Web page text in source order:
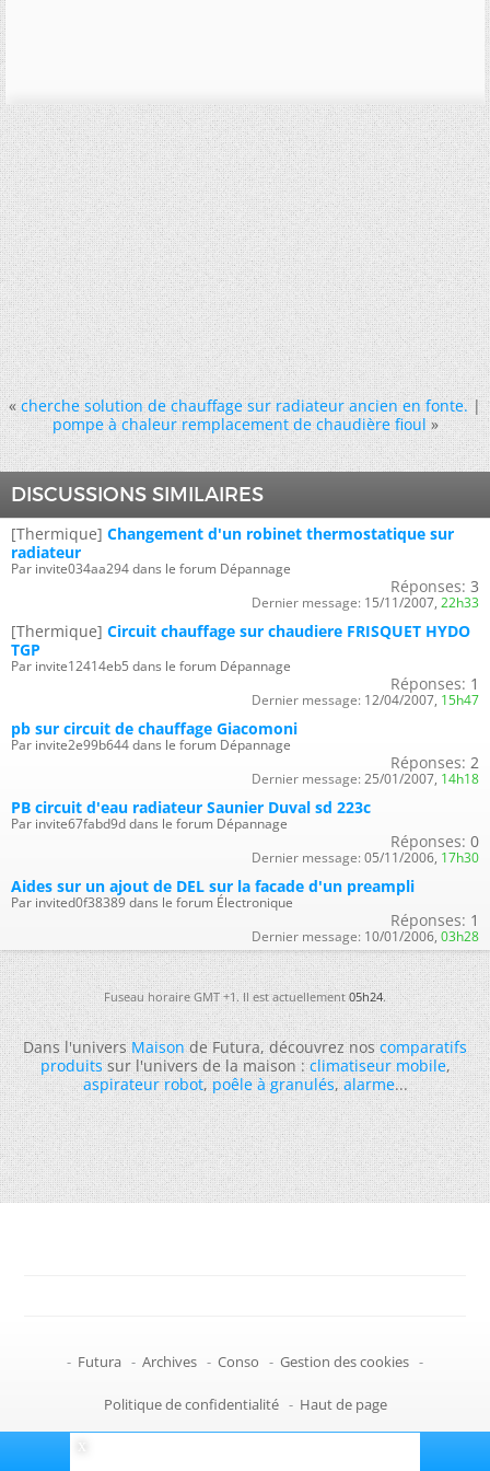
« cherche solution de chauffage sur radiateur ancien en fonte.|
pompe à chaleur remplacement de chaudière fioul »
DISCUSSIONS SIMILAIRES
[Thermique] Changement d'un robinet thermostatique sur
radiateur
Par invite034aa294 dans le forum Dépannage
Réponses: 3
Dernier message: 15/11/2007, 22h33
[Thermique] Circuit chauffage sur chaudiere FRISQUET HYDO
TGP
Par invite12414eb5 dans le forum Dépannage
Réponses: 1
Dernier message: 12/04/2007, 15h47
pb sur circuit de chauffage Giacomoni
Par invite2e99b644 dans le forum Dépannage
Réponses: 2
Dernier message: 25/01/2007, 14h18
PB circuit d'eau radiateur Saunier Duval sd 223c
Par invite67fabd9d dans le forum Dépannage
Réponses: 0
Dernier message: 05/11/2006, 17h30
Aides sur un ajout de DEL sur la facade d'un preampli
Par invited0f38389 dans le forum Électronique
Réponses: 1
Dernier message: 10/01/2006, 03h28
Fuseau horaire GMT +1. Il est actuellement05h24.
Dans l'universMaisonde Futura, découvrez noscomparatifs
produitssur l'univers de la maison :climatiseur mobile,
aspirateur robot,poêle à granulés,alarme...
- Futura - Archives - Conso - Gestion des cookies -
Politique de confidentialité - Haut de page